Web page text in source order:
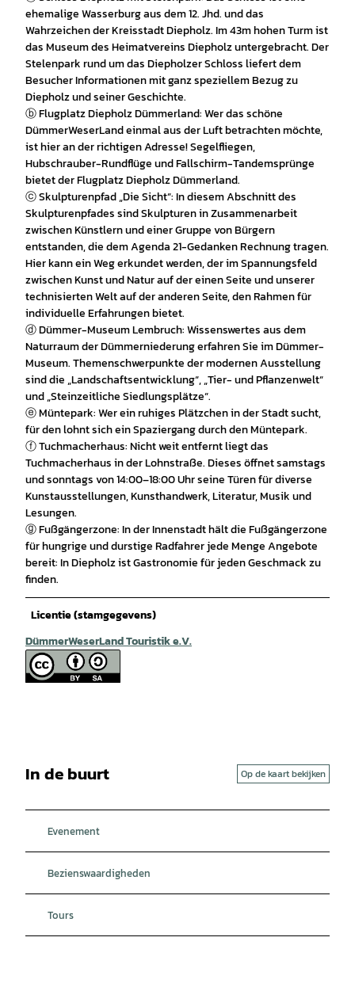
ehemalige Wasserburg aus dem 12. Jhd. und das
Wahrzeichen der Kreisstadt Diepholz. Im 43m hohen Turm ist
das Museum des Heimatvereins Diepholz untergebracht. Der
Stelenpark rund um das Diepholzer Schloss liefert dem
Besucher Informationen mit ganz speziellem Bezug zu
Diepholz und seiner Geschichte.
ⓑ Flugplatz Diepholz Dümmerland: Wer das schöne
DümmerWeserLand einmal aus der Luft betrachten möchte,
ist hier an der richtigen Adresse! Segelfliegen,
Hubschrauber-Rundflüge und Fallschirm-Tandemsprünge
bietet der Flugplatz Diepholz Dümmerland.
ⓒ Skulpturenpfad „Die Sicht“: In diesem Abschnitt des
Skulpturenpfades sind Skulpturen in Zusammenarbeit
zwischen Künstlern und einer Gruppe von Bürgern
entstanden, die dem Agenda 21-Gedanken Rechnung tragen.
Hier kann ein Weg erkundet werden, der im Spannungsfeld
zwischen Kunst und Natur auf der einen Seite und unserer
technisierten Welt auf der anderen Seite, den Rahmen für
individuelle Erfahrungen bietet.
ⓓ Dümmer-Museum Lembruch: Wissenswertes aus dem
Naturraum der Dümmerniederung erfahren Sie im Dümmer-
Museum. Themenschwerpunkte der modernen Ausstellung
sind die „Landschaftsentwicklung“, „Tier- und Pflanzenwelt“
und „Steinzeitliche Siedlungsplätze“.
ⓔ Müntepark: Wer ein ruhiges Plätzchen in der Stadt sucht,
für den lohnt sich ein Spaziergang durch den Müntepark.
ⓕ Tuchmacherhaus: Nicht weit entfernt liegt das
Tuchmacherhaus in der Lohnstraße. Dieses öffnet samstags
und sonntags von 14:00–18:00 Uhr seine Türen für diverse
Kunstausstellungen, Kunsthandwerk, Literatur, Musik und
Lesungen.
ⓖ Fußgängerzone: In der Innenstadt hält die Fußgängerzone
für hungrige und durstige Radfahrer jede Menge Angebote
bereit: In Diepholz ist Gastronomie für jeden Geschmack zu
finden.
Licentie (stamgegevens)
DümmerWeserLand Touristik e.V.
In de buurt Op de kaart bekijken
Evenement
Bezienswaardigheden
Tours